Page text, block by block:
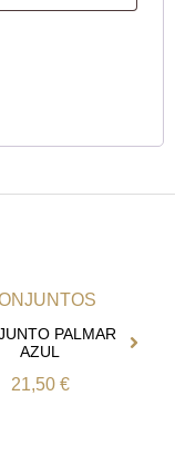
PALMAR
AZUL
21,50 €